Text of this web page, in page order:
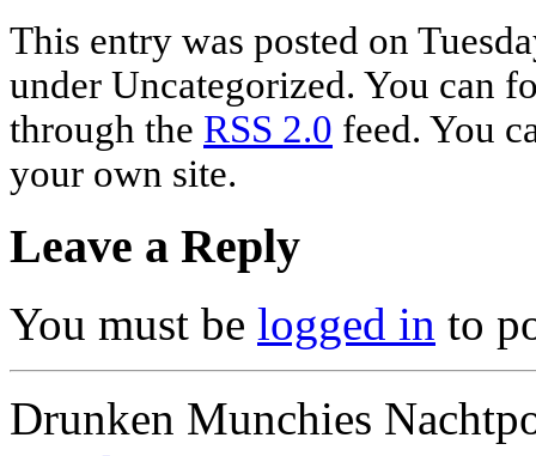
This entry was posted on
under Uncategorized. You can
through the RSS 2.0 feed. You
your own site.
Leave a Reply
You must be logged in to
Drunken Munchies